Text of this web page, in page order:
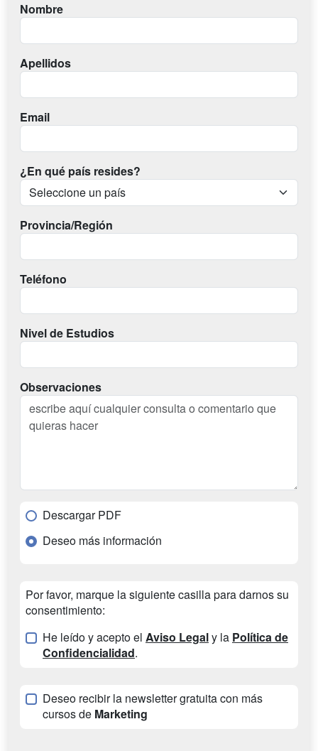
Nombre
Apellidos
Email
¿En qué país resides?
Provincia/Región
Teléfono
Nivel de Estudios
Observaciones
Descargar PDF
Deseo más información
Por favor, marque la siguiente casilla para darnos su
consentimiento:
He leído y acepto el Aviso Legaly la Política de
Confidencialidad.
Deseo recibir la newsletter gratuita con más
cursos de Marketing